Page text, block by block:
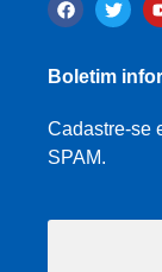
Boletim
Cadastre-se
SPAM.